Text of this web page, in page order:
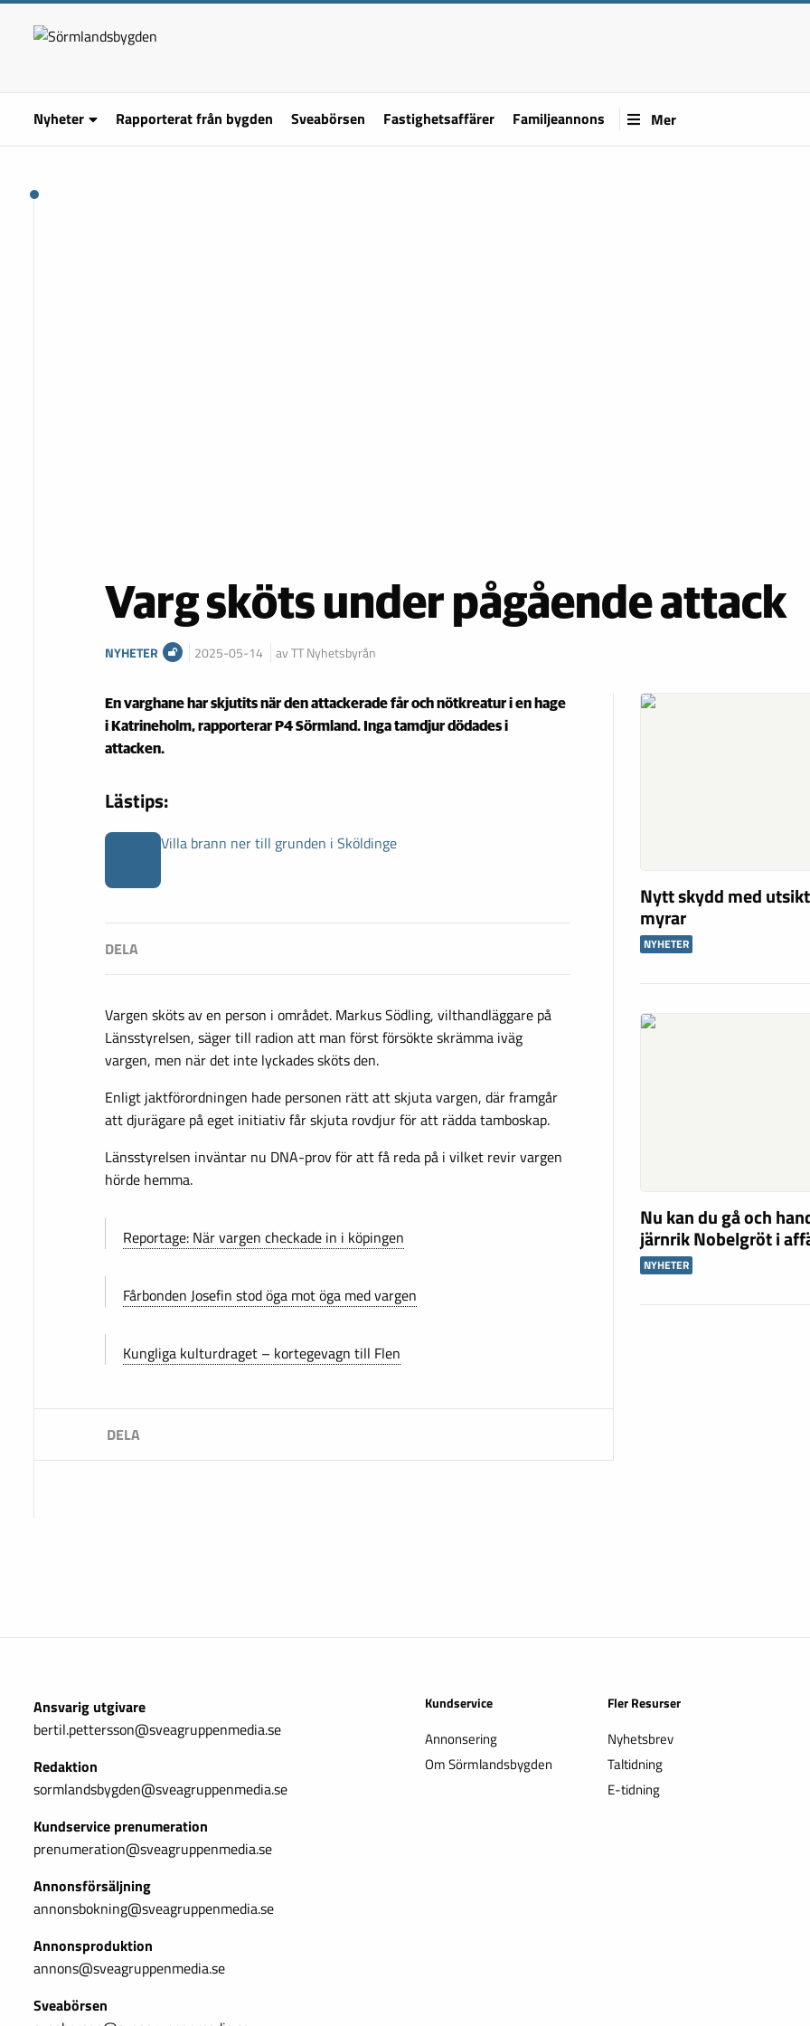
Nyheter Rapporterat från bygden Sveabörsen Fastighetsaffärer Familjeannons Mer
Varg sköts under pågående attack
NYHETER 2025-05-14 av TT Nyhetsbyrån
En varghane har skjutits när den attackerade får och nötkreatur i en hage
i Katrineholm, rapporterar P4 Sörmland. Inga tamdjur dödades i
attacken.
Lästips:
Villa brann ner till grunden i Sköldinge
Vargen sköts av en person i området. Markus Södling, vilthandläggare på
Länsstyrelsen, säger till radion att man först försökte skrämma iväg
vargen, men när det inte lyckades sköts den.
Enligt jaktförordningen hade personen rätt att skjuta vargen, där framgår
att djurägare på eget initiativ får skjuta rovdjur för att rädda tamboskap.
Länsstyrelsen inväntar nu DNA-prov för att få reda på i vilket revir vargen
hörde hemma.
Reportage: När vargen checkade in i köpingen
Fårbonden Josefin stod öga mot öga med vargen
Kungliga kulturdraget – kortegevagn till Flen
Nytt skydd med
myrar
NYHETER
Nu kan du gå och
järnrik Nobelgröt i
NYHETER
Ansvarig utgivare
bertil.pettersson@sveagruppenmedia.se
Redaktion
sormlandsbygden@sveagruppenmedia.se
Kundservice prenumeration
prenumeration@sveagruppenmedia.se
Annonsförsäljning
annonsbokning@sveagruppenmedia.se
Annonsproduktion
annons@sveagruppenmedia.se
Sveabörsen
Kundservice
Annonsering
Om Sörmlandsbygden
Fler Resurser
Nyhetsbrev
Taltidning
E-tidning